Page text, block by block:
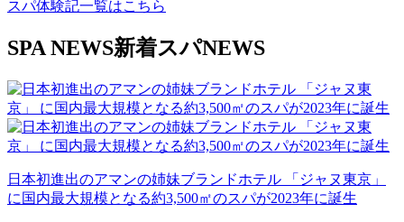
スパ体験記一覧はこちら
SPA NEWS新着スパNEWS
日本初進出のアマンの姉妹ブランドホテル 「ジャヌ東京」
に国内最大規模となる約3,500㎡のスパが2023年に誕生